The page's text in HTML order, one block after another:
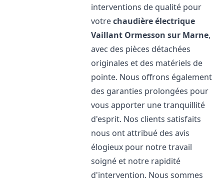
interventions de qualité pour
votrechaudière électrique
Vaillant Ormesson sur Marne,
avec des pièces détachées
originales et des matériels de
pointe. Nous offrons également
des garanties prolongées pour
vous apporter une tranquillité
d'esprit. Nos clients satisfaits
nous ont attribué des avis
élogieux pour notre travail
soigné et notre rapidité
d'intervention. Nous sommes